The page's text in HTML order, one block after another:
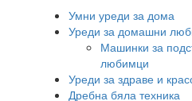
Умни уреди за дома
Уреди за домашни
Машинки за
любимци
Уреди за здраве и
Дребна бяла техника